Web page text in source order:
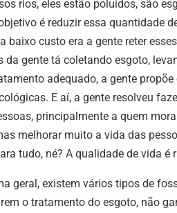
rios, eles estão poluídos, são
é reduzir essa quantidade
baixo custo era a gente reter
da gente tá coletando esgoto,
adequado, a gente
E aí, a gente resolveu
principalmente a quem
melhorar muito a vida das
tudo, né? A qualidade de vida é
geral, existem vários tipos de
o tratamento do esgoto, não